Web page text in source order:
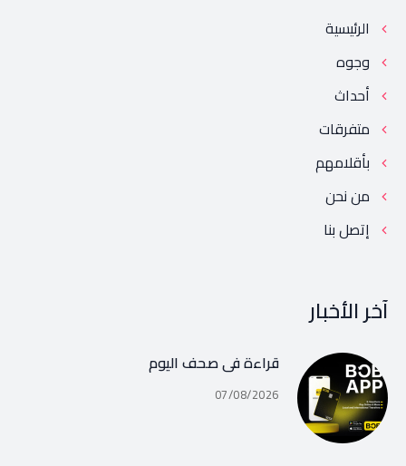
الرئيسية
وجوه
أحداث
متفرقات
بأقلامهم
من نحن
إتصل بنا
آخر الأخبار
قراءة في صحف اليوم
07/08/2026